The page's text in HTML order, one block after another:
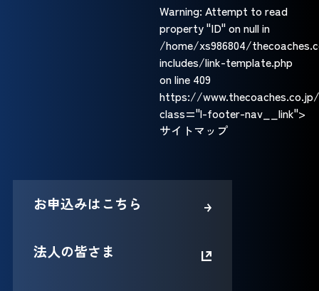
Warning: Attempt to read
property "ID" on null in
/home/xs986804/
includes/link-template.php
on line 409
https://
class="l-footer-nav__link">
サイトマップ
お申込みはこちら
法人の皆さま